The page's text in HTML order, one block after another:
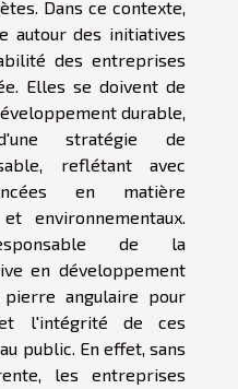
Dans ce contexte,
autour des initiatives
des entreprises
Elles se doivent de
durable,
stratégie de
reflétant avec
en matière
environnementaux.
de la
en développement
angulaire pour
l'intégrité de ces
public. En effet, sans
les entreprises